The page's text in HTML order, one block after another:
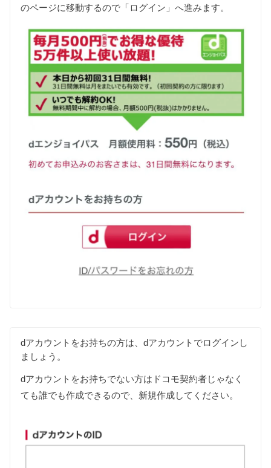
のページに移動するので「ログイン」へ進みます。
dアカウントをお持ちの方は、dアカウントでログインし
ましょう。
dアカウントをお持ちでない方はドコモ契約者じゃなく
ても誰でも作成できるので、新規作成してください。